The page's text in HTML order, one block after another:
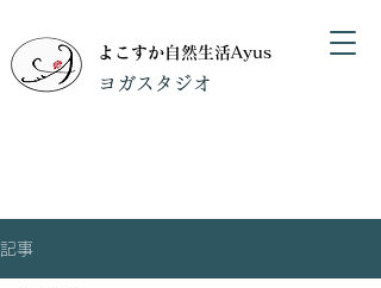
よこすか自然生活Ayus
​ヨガスタジオ
記事